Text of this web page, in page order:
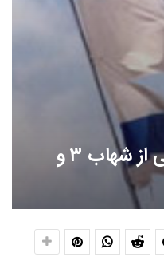
نگرانی رژیم صهیونیستی از شهاب ۳ و